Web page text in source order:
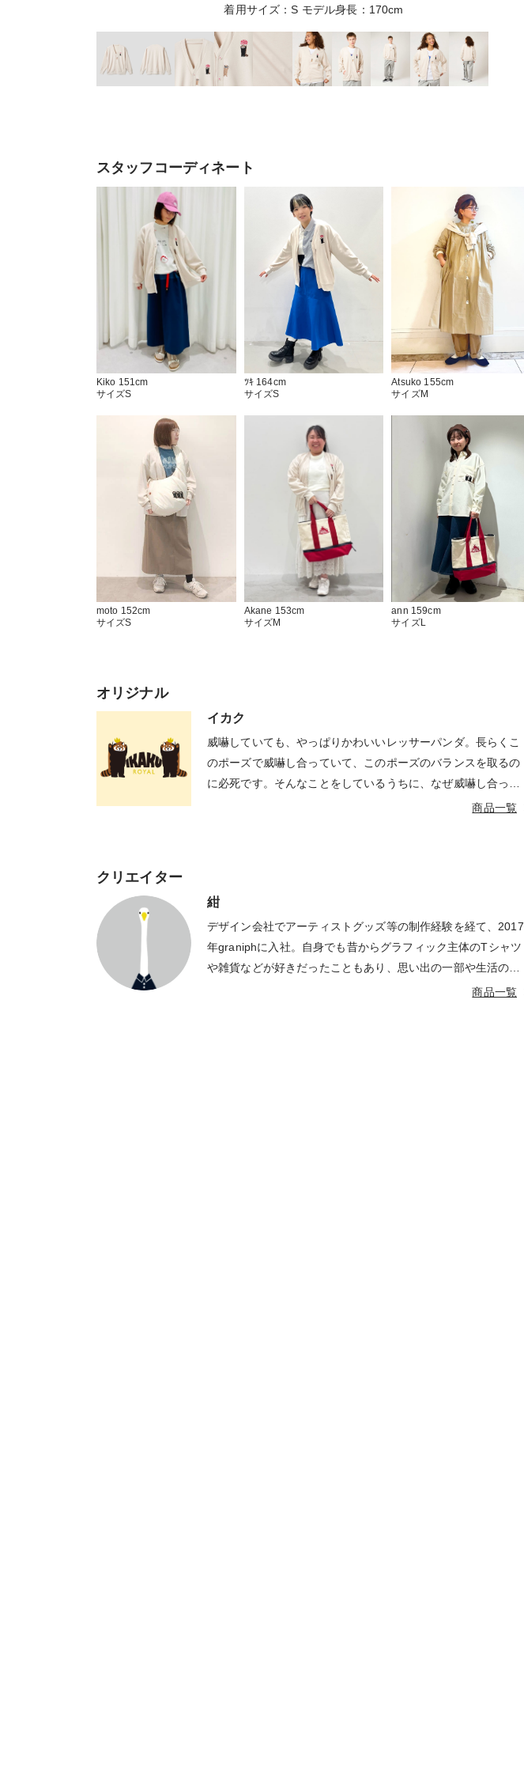
着用サイズ：S モデル身長：170cm
スタッフコーディネート
Kiko 151cm
サイズS
ﾂｷ 164cm
サイズS
Atsuko 155cm
サイズM
moto 152cm
サイズS
Akane 153cm
サイズM
ann 159cm
サイズL
オリジナル
イカク
威嚇していても、やっぱりかわいいレッサーパンダ。長らくこ
のポーズで威嚇し合っていて、このポーズのバランスを取るの
に必死です。そんなことをしているうちに、なぜ威嚇し合って
商品一覧
クリエイター
紺
デザイン会社でアーティストグッズ等の制作経験を経て、2017
年graniphに入社。自身でも昔からグラフィック主体のTシャツ
や雑貨などが好きだったこともあり、思い出の一部や生活の彩
りになれるようなものづくりを心がけて日々制作している。好
商品一覧